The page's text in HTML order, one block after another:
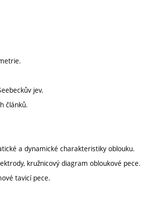
jev.
článků.
a dynamické charakteristiky oblouku.
kružnicový diagram obloukové pece.
tavicí pece.